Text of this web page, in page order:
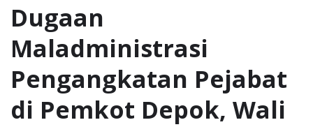
Dugaan
Maladministrasi
Pengangkatan Pejabat
di Pemkot Depok, Wali